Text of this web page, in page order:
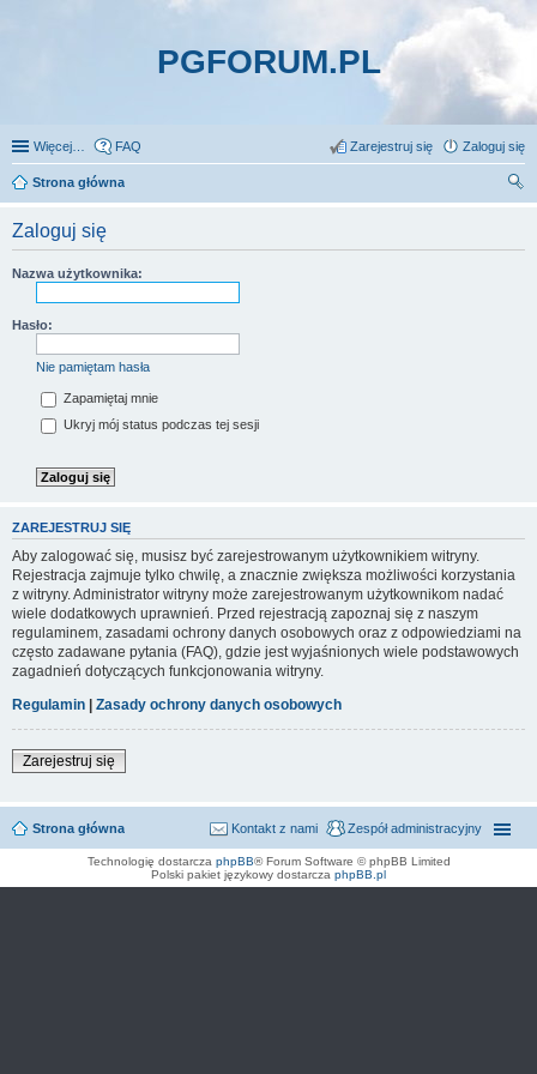
PGFORUM.PL
Więcej… FAQ Zaloguj się
Zarejestruj się
Strona główna
Zaloguj się
Nazwa użytkownika:
Hasło:
Nie pamiętam hasła
Zapamiętaj mnie
Ukryj mój status podczas tej sesji
ZAREJESTRUJ SIĘ
Aby zalogować się, musisz być zarejestrowanym użytkownikiem witryny.
Rejestracja zajmuje tylko chwilę, a znacznie zwiększa możliwości korzystania
z witryny. Administrator witryny może zarejestrowanym użytkownikom nadać
wiele dodatkowych uprawnień. Przed rejestracją zapoznaj się z naszym
regulaminem, zasadami ochrony danych osobowych oraz z odpowiedziami na
często zadawane pytania (FAQ), gdzie jest wyjaśnionych wiele podstawowych
zagadnień dotyczących funkcjonowania witryny.
Regulamin | Zasady ochrony danych osobowych
Zarejestruj się
Strona główna Zespół administracyjny
Kontakt z nami
Technologię dostarcza phpBB® Forum Software © phpBB Limited
Polski pakiet językowy dostarcza phpBB.pl